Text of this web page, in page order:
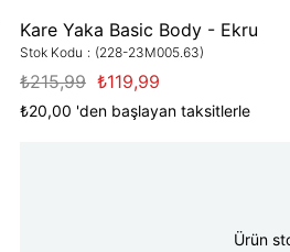
Kare Yaka Basic Body - Ekru
Stok Kodu (228-23M005.63)
₺215,99 ₺119,99
₺20,00 'den başlayan taksitlerle
Ürün